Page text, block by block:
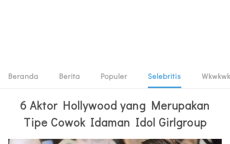
Beranda Berita Populer Selebritis Wkwkwk
6 Aktor Hollywood yang Merupakan
Tipe Cowok Idaman Idol Girlgroup